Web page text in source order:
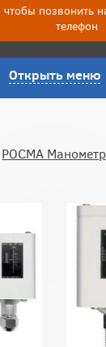
позвонить
телефон
Открыть меню
РОСМА